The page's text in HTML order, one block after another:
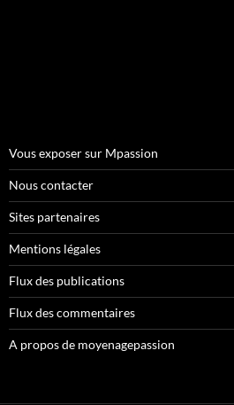
Vous exposer sur Mpassion
Nous contacter
Sites partenaires
Mentions légales
Flux des publications
Flux des commentaires
A propos de moyenagepassion